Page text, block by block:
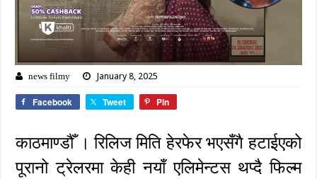
news filmy January 8, 2025
Facebook Tweet Pin
काठमाण्डौँ । रिलिज मिति हेरफेर भएसँगै हटाईएको
पूरानो ट्रेलरमा केही नयाँ एलिमेन्टस थप्दै फिल्म